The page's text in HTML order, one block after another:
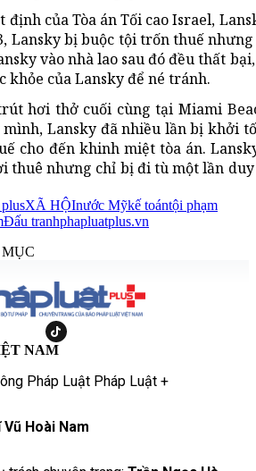
định của Tòa án Tối cao Israel,
Lansky bị buộc tội trốn thuế
vào nhà lao sau đó đều thất
khỏe của Lansky để né tránh.
hơi thở cuối cùng tại Miami
Lansky đã nhiều lần bị khởi
cho đến khinh miệt tòa án.
thuê nhưng chỉ bị đi tù một lần
XÃ HỘInước Mỹkế toántội phạm
Đấu tranhphapluatplus.vn
NAM
Pháp Luật Pháp Luật +
Hoài Nam